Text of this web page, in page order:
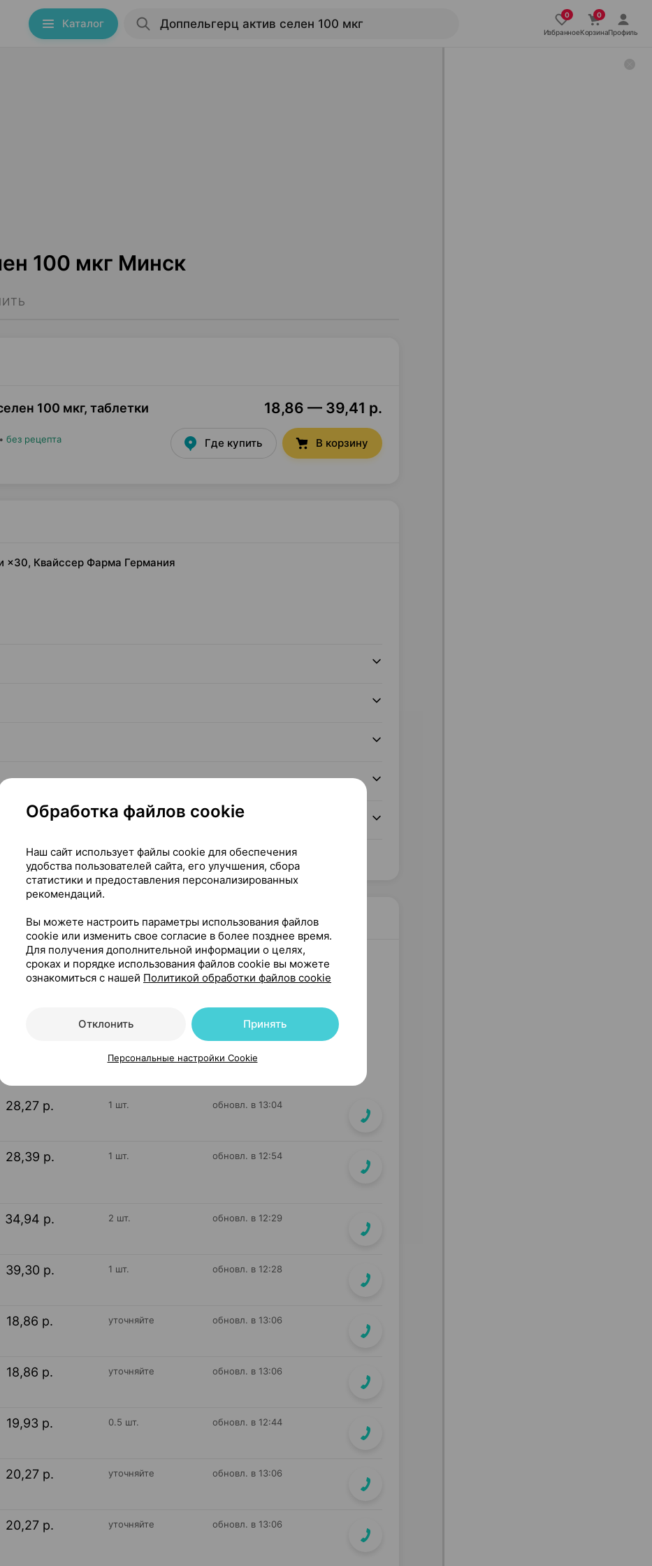
Каталог
ИзбранноеКорзинаПрофиль
100 мкг Минск
100 мкг, таблетки
• без рецепта
18,86 — 39,41 р.
Где купить В корзину
×30, Квайссер Фарма Германия
Читать полностью
×30, Квайссер Фарма Германия
430
28,27 р. 1 шт. обновл. в 13:04
28,39 р. 1 шт. обновл. в 12:54
34,94 р. 2 шт. обновл. в 12:29
39,30 р. 1 шт. обновл. в 12:28
18,86 р. уточняйте обновл. в 13:06
18,86 р. уточняйте обновл. в 13:06
19,93 р. 0.5 шт. обновл. в 12:44
20,27 р. уточняйте обновл. в 13:06
20,27 р. уточняйте обновл. в 13:06
Обработка файлов cookie
Наш сайт использует файлы cookie для обеспечения
удобства пользователей сайта, его улучшения, сбора
статистики и предоставления персонализированных
рекомендаций.
Вы можете настроить параметры использования файлов
cookie или изменить свое согласие в более позднее время.
Для получения дополнительной информации о целях,
сроках и порядке использования файлов cookie вы можете
ознакомиться с нашей Политикой обработки файлов cookie
Отклонить Принять
Персональные настройки Cookie